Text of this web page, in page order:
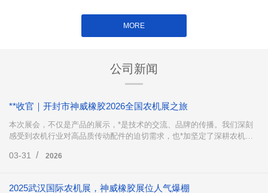
MORE
公司新闻
**收官｜开封市神威橡胶2026全国农机展之旅
本次展会，不仅是产品的展示，*是技术的交流、品牌的传播。我们深刻
感受到农机行业对高品质传动配件的迫切需求，也*加坚定了深耕农机传
03-31 / 2026
2025武汉国际农机展，神威橡胶展位人气爆棚